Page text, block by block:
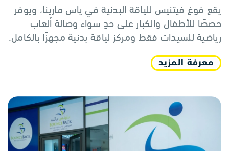
يقع فوغ فيتنيس للياقة البدنية في ياس مارينا، ويوفر
حصصًا للأطفال والكبار على حدٍ سواء وصالة ألعاب
رياضية للسيدات فقط ومركز لياقة بدنية مجهزًا بالكامل.
معرفة المزيد